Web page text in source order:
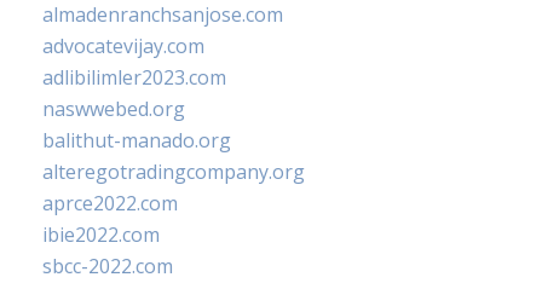
almadenranchsanjose.com
advocatevijay.com
adlibilimler2023.com
naswwebed.org
balithut-manado.org
alteregotradingcompany.org
aprce2022.com
ibie2022.com
sbcc-2022.com